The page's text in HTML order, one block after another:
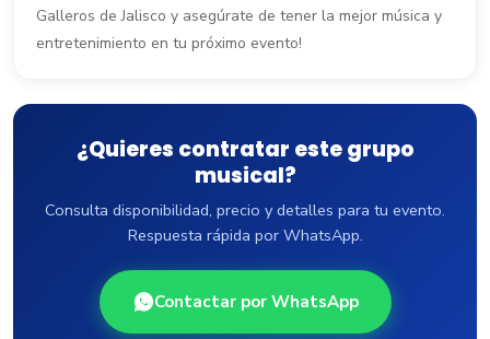
Galleros de Jalisco y asegúrate de tener la mejor música y
entretenimiento en tu próximo evento!
¿Quieres contratar este grupo
musical?
Consulta disponibilidad, precio y detalles para tu evento.
Respuesta rápida por WhatsApp.
Contactar por WhatsApp